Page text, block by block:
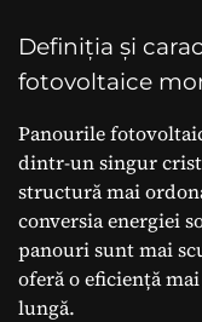
Definiția și
fotovoltaice
Panourile
dintr-un singur
structură mai
conversia energiei
panouri sunt mai
oferă o eficiență
lungă.